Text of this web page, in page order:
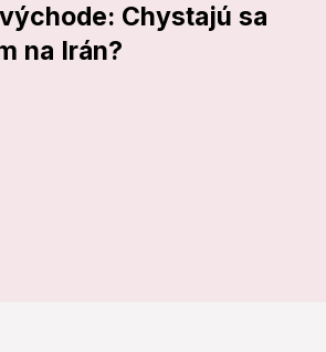
Chystajú sa
na Irán?